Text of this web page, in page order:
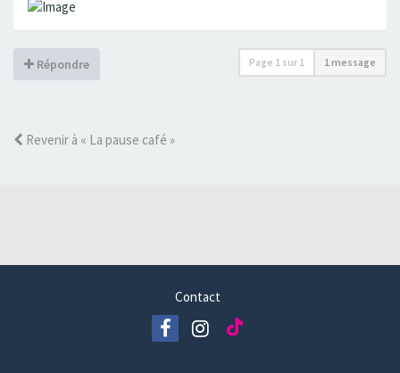
Répondre Page 1 sur 1 1 message
Revenir à « La pause café »
Contact